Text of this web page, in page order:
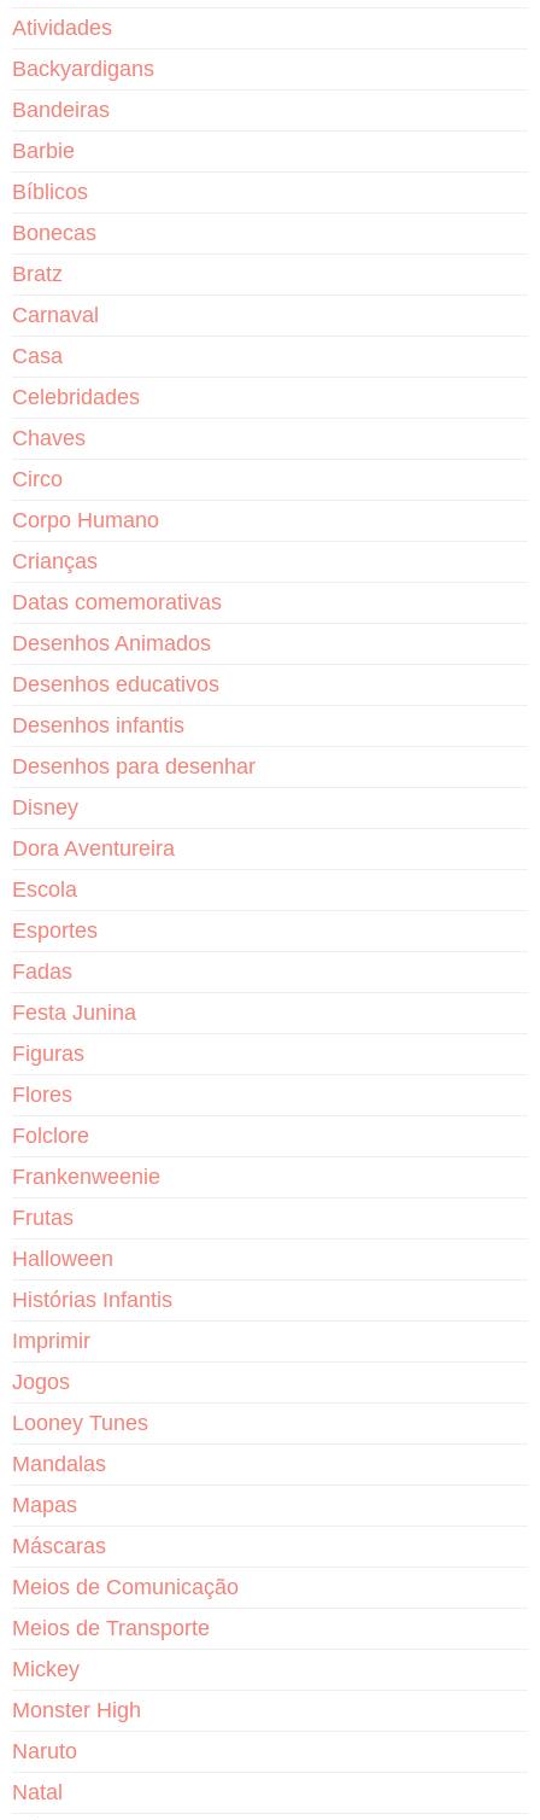
Atividades
Backyardigans
Bandeiras
Barbie
Bíblicos
Bonecas
Bratz
Carnaval
Casa
Celebridades
Chaves
Circo
Corpo Humano
Crianças
Datas comemorativas
Desenhos Animados
Desenhos educativos
Desenhos infantis
Desenhos para desenhar
Disney
Dora Aventureira
Escola
Esportes
Fadas
Festa Junina
Figuras
Flores
Folclore
Frankenweenie
Frutas
Halloween
Histórias Infantis
Imprimir
Jogos
Looney Tunes
Mandalas
Mapas
Máscaras
Meios de Comunicação
Meios de Transporte
Mickey
Monster High
Naruto
Natal